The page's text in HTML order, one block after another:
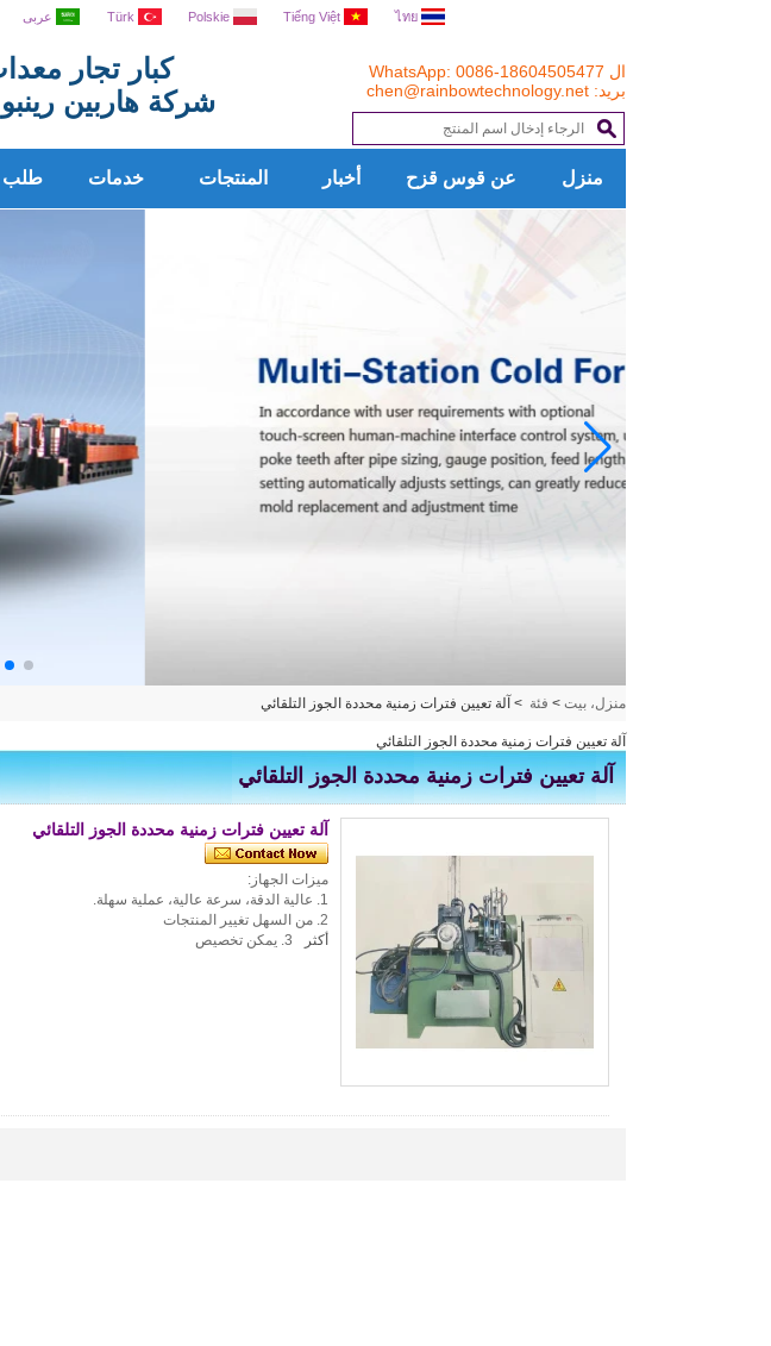
كبار تجار
شركة هاربين
ال WhatsApp: 0086-18604505477
بريد: chen@rainbowtechnology.net
عربى Türk Polskie Tiếng Việt ไทย
منزل عن قوس قزح أخبار المنتجات خدمات طلب
منزل، بيت > فئة > آلة تعيين فترات زمنية محددة الجوز التلقائي
آلة تعيين فترات زمنية محددة الجوز التلقائي
آلة تعيين فترات زمنية محددة الجوز التلقائي
آلة تعيين فترات زمنية محددة الجوز التلقائي
ميزات الجهاز:
1. عالية الدقة، سرعة عالية، عملية سهلة.
2. من السهل تغيير المنتجات
3. يمكن تخصيص
أكثر